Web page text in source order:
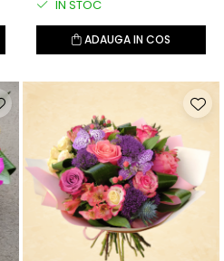
IN STOC
ADAUGA IN COS